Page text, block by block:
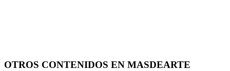
OTROS CONTENIDOS EN MASDEARTE